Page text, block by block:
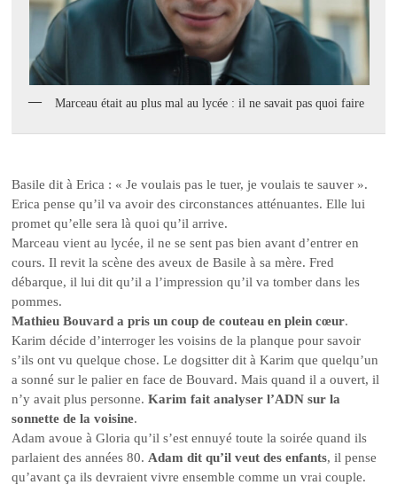
Marceau était au plus mal au lycée : il ne savait pas quoi faire
Basile dit à Erica : « Je voulais pas le tuer, je voulais te sauver ».
Erica pense qu’il va avoir des circonstances atténuantes. Elle lui
promet qu’elle sera là quoi qu’il arrive.
Marceau vient au lycée, il ne se sent pas bien avant d’entrer en
cours. Il revit la scène des aveux de Basile à sa mère. Fred
débarque, il lui dit qu’il a l’impression qu’il va tomber dans les
pommes.
Mathieu Bouvard a pris un coup de couteau en plein cœur.
Karim décide d’interroger les voisins de la planque pour savoir
s’ils ont vu quelque chose. Le dogsitter dit à Karim que quelqu’un
a sonné sur le palier en face de Bouvard. Mais quand il a ouvert, il
n’y avait plus personne.Karim fait analyser l’ADN sur la
sonnette de la voisine.
Adam avoue à Gloria qu’il s’est ennuyé toute la soirée quand ils
parlaient des années 80. Adam dit qu’il veut des enfants, il pense
qu’avant ça ils devraient vivre ensemble comme un vrai couple.